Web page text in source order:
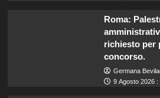
Roma:
richiesto per
concorso.
Germana
9 Agosto 2026 :